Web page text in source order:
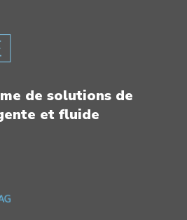
de solutions de
et fluide